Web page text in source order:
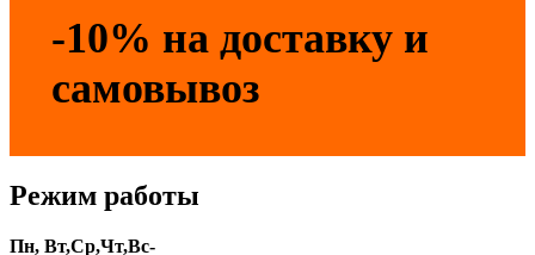
-10% на доставку и
самовывоз
Режим работы
Пн, Вт,Ср,Чт,Вс-